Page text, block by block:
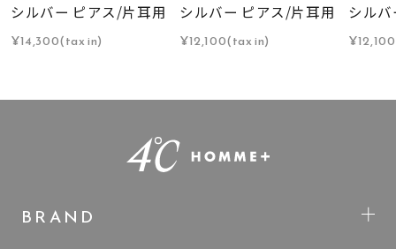
シルバー ピアス/片耳用
¥14,300(tax in)
シルバー ピアス/片耳用
¥12,100(tax in)
シル
BRAND